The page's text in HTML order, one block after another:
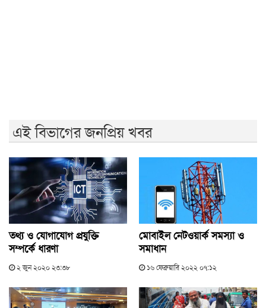
এই বিভাগের জনপ্রিয় খবর
তথ্য ও যোগাযোগ প্রযুক্তি
সম্পর্কে ধারণা
২ জুন ২০২০ ২৩:৩৮
মোবাইল নেটওয়ার্ক সমস্যা ও
সমাধান
১৬ ফেব্রুয়ারি ২০২২ ০৭:১২